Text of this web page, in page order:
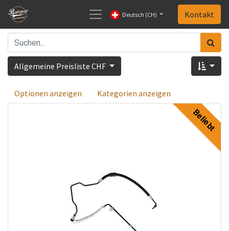
Deutsch (CH) Kontakt
Allgemeine Preisliste CHF
Optionen anzeigen Kategorien anzeigen
Beliebt